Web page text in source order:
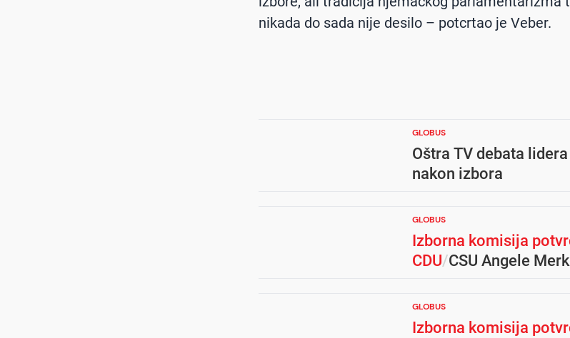
nikada do sada nije desilo – potcrtao je Veber.
GLOBUS
Oštra TV debata
nakon izbora
GLOBUS
Izborna komisija
CDU/CSU Angele
GLOBUS
Izborna komisija